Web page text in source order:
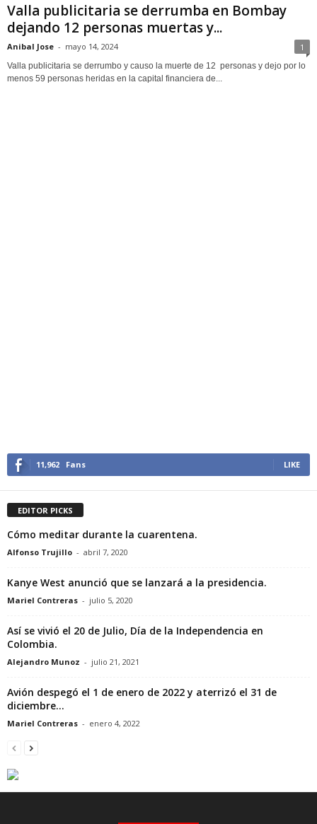
Valla publicitaria se derrumba en Bombay
dejando 12 personas muertas y...
Anibal Jose - mayo 14, 2024 1
Valla publicitaria se derrumbo y causo la muerte de 12 personas y dejo por lo
menos 59 personas heridas en la capital financiera de...
11,962 Fans LIKE
EDITOR PICKS
Cómo meditar durante la cuarentena.
Alfonso Trujillo - abril 7, 2020
Kanye West anunció que se lanzará a la presidencia.
Mariel Contreras - julio 5, 2020
Así se vivió el 20 de Julio, Día de la Independencia en
Colombia.
Alejandro Munoz - julio 21, 2021
Avión despegó el 1 de enero de 2022 y aterrizó el 31 de
diciembre...
Mariel Contreras - enero 4, 2022